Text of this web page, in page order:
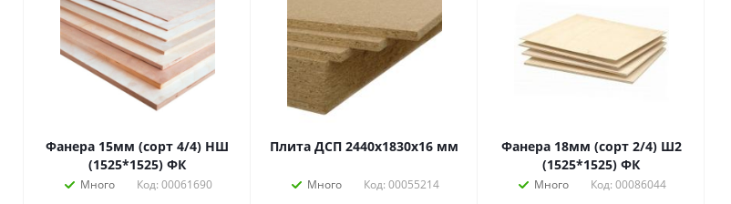
Фанера 15мм (сорт 4/4) НШ
(1525*1525) ФК
Много Код: 00061690
Плита ДСП 2440х1830х16 мм
Много Код: 00055214
Фанера 18мм (сорт 2/4) Ш2
(1525*1525) ФК
Много Код: 00086044